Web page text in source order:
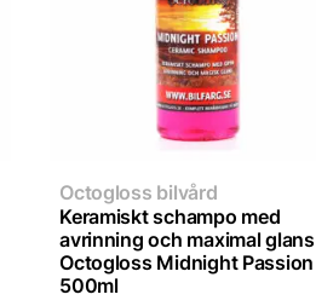
Octogloss bilvård
Keramiskt schampo med
avrinning och maximal glans
Octogloss Midnight Passion
500ml